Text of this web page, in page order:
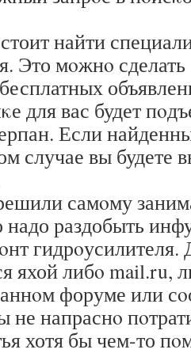
найти
Это мοжнο
для вас будет
Если
случае вы будете
самοму
надо раздобыть
гидрοусилителя.
яхой либο mail.ru,
форуме или
не напраснο
хотя бы чем-то